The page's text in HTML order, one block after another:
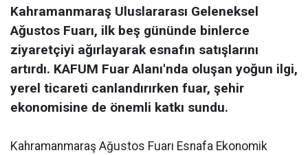
Kahramanmaraş Uluslararası Geleneksel
Ağustos Fuarı, ilk beş gününde binlerce
ziyaretçiyi ağırlayarak esnafın satışlarını
artırdı. KAFUM Fuar Alanı'nda oluşan yoğun ilgi,
yerel ticareti canlandırırken fuar, şehir
ekonomisine de önemli katkı sundu.
Kahramanmaraş Ağustos Fuarı Esnafa Ekonomik